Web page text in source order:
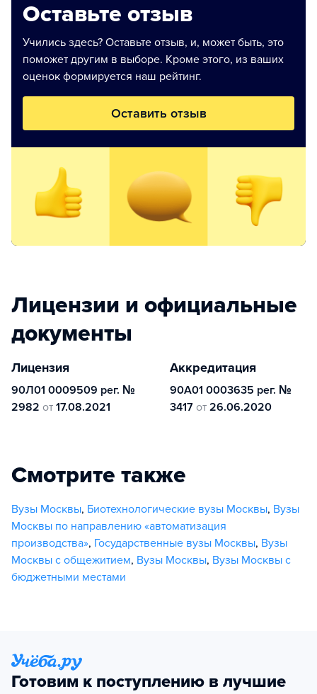
Оставьте отзыв
Учились здесь? Оставьте отзыв, и, может быть, это
поможет другим в выборе. Кроме этого, из ваших
оценок формируется наш рейтинг.
Оставить отзыв
Лицензии и официальные
документы
Лицензия
90Л01 0009509 рег. №
2982 от 17.08.2021
Аккредитация
90А01 0003635 рег. №
3417 от 26.06.2020
Смотрите также
Вузы Москвы, Биотехнологические вузы Москвы, Вузы
Москвы по направлению «автоматизация
производства», Государственные вузы Москвы, Вузы
Москвы с общежитием, Вузы Москвы, Вузы Москвы с
бюджетными местами
Готовим к поступлению в лучшие